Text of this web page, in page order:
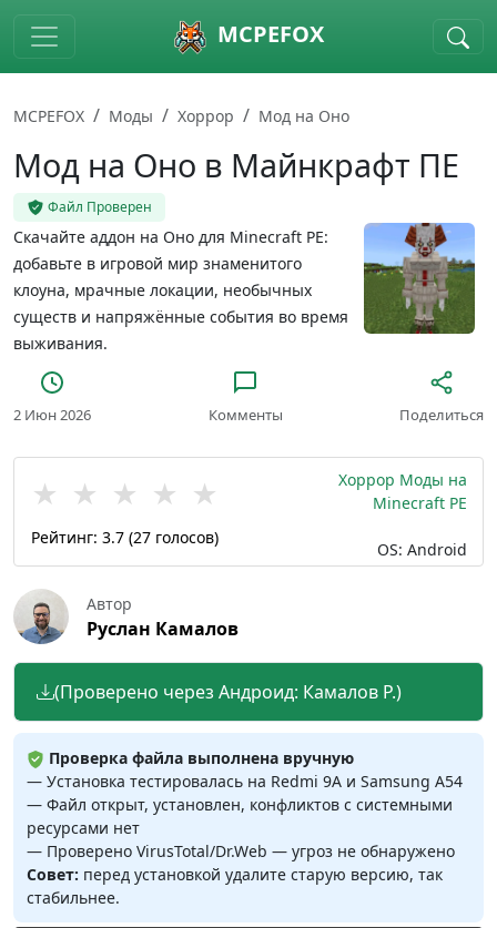
Skip to main content MCPEFOX
MCPEFOX Моды Хоррор Мод на Оно
Мод на Оно в Майнкрафт ПЕ
Файл Проверен
Скачайте аддон на Оно для Minecraft PE:
добавьте в игровой мир знаменитого
клоуна, мрачные локации, необычных
существ и напряжённые события во время
выживания.
2 Июн 2026 Комменты Поделиться
★ ★ ★ ★ ★
Рейтинг: 3.7 (27 голосов)
Хоррор Моды на
Minecraft PE
OS: Android
Автор
Руслан Камалов
(Проверено через Андроид: Камалов Р.)
Проверка файла выполнена вручную
— Установка тестировалась на Redmi 9A и Samsung A54
— Файл открыт, установлен, конфликтов с системными
ресурсами нет
— Проверено VirusTotal/Dr.Web — угроз не обнаружено
Совет: перед установкой удалите старую версию, так
стабильнее.